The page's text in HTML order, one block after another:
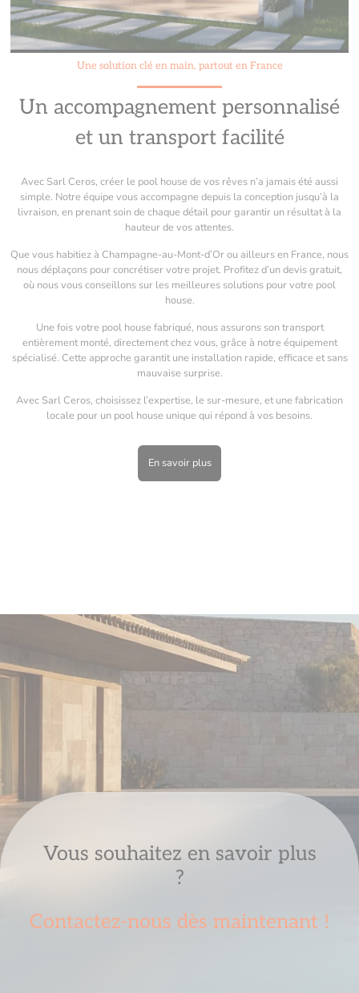
Une solution clé en main, partout en France
Un accompagnement personnalisé
et un transport facilité
Avec Sarl Ceros, créer le pool house de vos rêves n’a jamais été aussi
simple. Notre équipe vous accompagne depuis la conception jusqu’à la
livraison, en prenant soin de chaque détail pour garantir un résultat à la
hauteur de vos attentes.
Que vous habitiez à Champagne-au-Mont-d’Or ou ailleurs en France, nous
nous déplaçons pour concrétiser votre projet. Profitez d’un devis gratuit,
où nous vous conseillons sur les meilleures solutions pour votre pool
house.
Une fois votre pool house fabriqué, nous assurons son transport
entièrement monté, directement chez vous, grâce à notre équipement
spécialisé. Cette approche garantit une installation rapide, efficace et sans
mauvaise surprise.
Avec Sarl Ceros, choisissez l’expertise, le sur-mesure, et une fabrication
locale pour un pool house unique qui répond à vos besoins.
En savoir plus
Vous souhaitez en savoir plus
?
Contactez-nous dès maintenant !